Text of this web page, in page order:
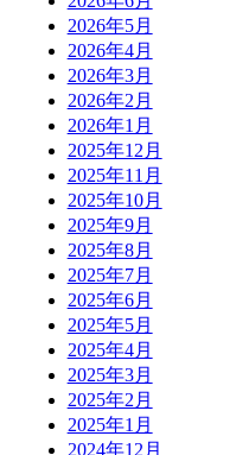
2026年5月
2026年4月
2026年3月
2026年2月
2026年1月
2025年12月
2025年11月
2025年10月
2025年9月
2025年8月
2025年7月
2025年6月
2025年5月
2025年4月
2025年3月
2025年2月
2025年1月
2024年12月